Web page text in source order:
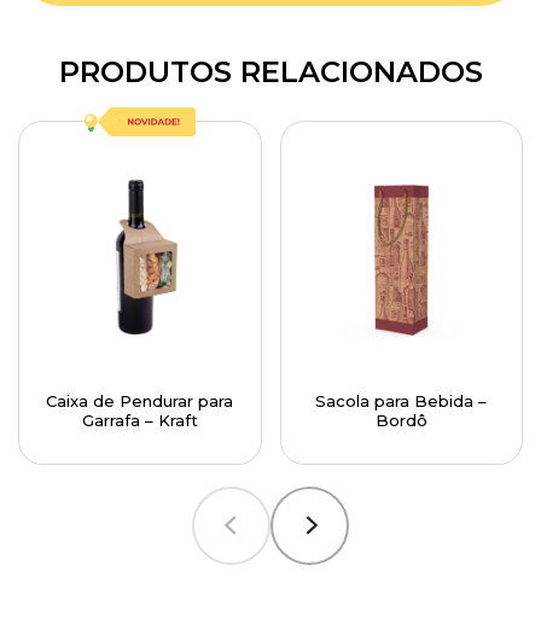
PRODUTOS RELACIONADOS
Caixa de Pendurar para
Garrafa – Kraft
Sacola para Bebida –
Bordô